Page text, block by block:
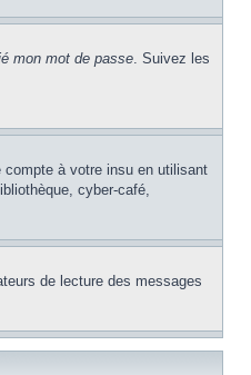
mon mot de passe. Suivez les
compte à votre insu en utilisant
cyber-café,
de lecture des messages